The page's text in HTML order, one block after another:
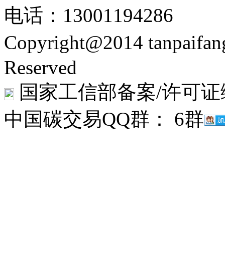
电话：13001194286
Copyright@2014
Reserved
国家工信部备案/许可
中国碳交易QQ群： 6群